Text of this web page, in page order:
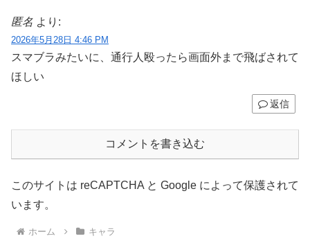
匿名 より:
2026年5月28日 4:46 PM
スマブラみたいに、通行人殴ったら画面外まで飛ばされて
ほしい
返信
コメントを書き込む
このサイトは reCAPTCHA と Google によって保護されて
います。
ホーム キャラ